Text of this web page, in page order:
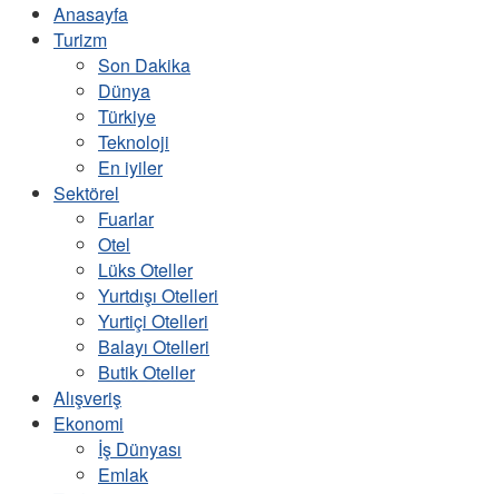
Anasayfa
Turizm
Son Dakika
Dünya
Türkiye
Teknoloji
En iyiler
Sektörel
Fuarlar
Otel
Lüks Oteller
Yurtdışı Otelleri
Yurtiçi Otelleri
Balayı Otelleri
Butik Oteller
Alışveriş
Ekonomi
İş Dünyası
Emlak